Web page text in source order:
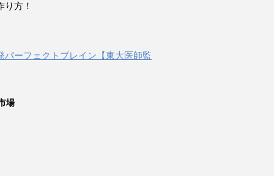
り方！
パーフェクトブレイン【東大医師監
場